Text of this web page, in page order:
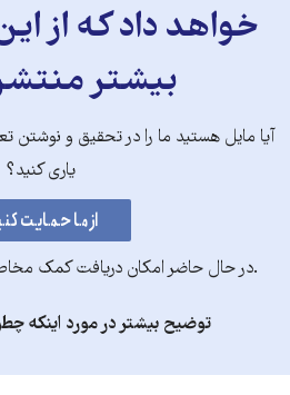
خواهد داد که از
بیشتر
آیا مایل هستید ما را در تحقیق و نوشتن
یاری کنید؟
.در حال حاضر امکان دریافت کمک
توضیح بیشتر در مورد اینکه